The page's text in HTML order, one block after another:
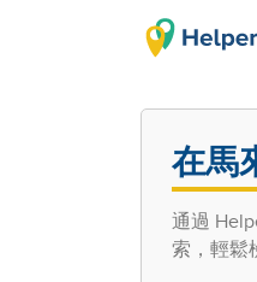
在馬
通過
索，輕鬆